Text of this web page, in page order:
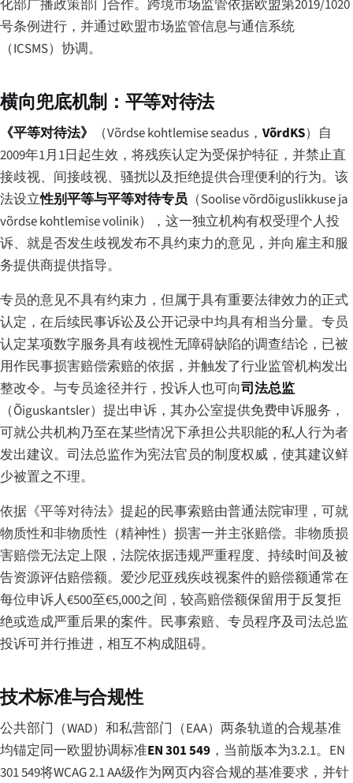
化部广播政策部门合作。跨境市场监管依据欧盟第2019/1020
号条例进行，并通过欧盟市场监管信息与通信系统
（ICSMS）协调。
横向兜底机制：平等对待法
《平等对待法》 （Võrdse kohtlemise seadus ， VõrdKS）自
2009年1月1日起生效，将残疾认定为受保护特征，并禁止直
接歧视、间接歧视、骚扰以及拒绝提供合理便利的行为。该
法设立性别平等与平等对待专员（Soolise võrdõiguslikkuse ja
võrdse kohtlemise volinik），这一独立机构有权受理个人投
诉、就是否发生歧视发布不具约束力的意见，并向雇主和服
务提供商提供指导。
专员的意见不具有约束力，但属于具有重要法律效力的正式
认定，在后续民事诉讼及公开记录中均具有相当分量。专员
认定某项数字服务具有歧视性无障碍缺陷的调查结论，已被
用作民事损害赔偿索赔的依据，并触发了行业监管机构发出
整改令。与专员途径并行，投诉人也可向司法总监
（Õiguskantsler）提出申诉，其办公室提供免费申诉服务，
可就公共机构乃至在某些情况下承担公共职能的私人行为者
发出建议。司法总监作为宪法官员的制度权威，使其建议鲜
少被置之不理。
依据《平等对待法》提起的民事索赔由普通法院审理，可就
物质性和非物质性（精神性）损害一并主张赔偿。非物质损
害赔偿无法定上限，法院依据违规严重程度、持续时间及被
告资源评估赔偿额。爱沙尼亚残疾歧视案件的赔偿额通常在
每位申诉人€500至€5,000之间，较高赔偿额保留用于反复拒
绝或造成严重后果的案件。民事索赔、专员程序及司法总监
投诉可并行推进，相互不构成阻碍。
技术标准与合规性
公共部门（WAD）和私营部门（EAA）两条轨道的合规基准
均锚定同一欧盟协调标准EN 301 549 ，当前版本为3.2.1。EN
301 549将WCAG 2.1 AA级作为网页内容合规的基准要求，并针